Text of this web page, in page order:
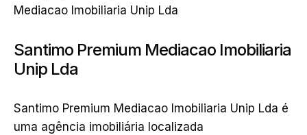
Mediacao Imobiliaria Unip Lda
Santimo Premium Mediacao Imobiliaria
Unip Lda
Santimo Premium Mediacao Imobiliaria Unip Lda é
uma agência imobiliária localizada